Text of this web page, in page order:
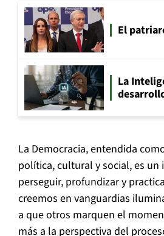
El
La
La Democracia, entendida
política, cultural y social, es
perseguir, profundizar y
creemos en vanguardias
a que otros marquen el
más a la perspectiva del